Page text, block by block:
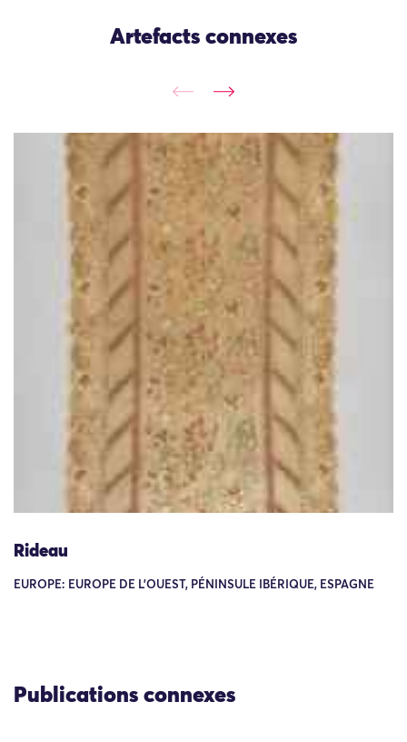
Artefacts connexes
Rideau
EUROPE: EUROPE DE L'OUEST, PÉNINSULE IBÉRIQUE, ESPAGNE
Publications connexes